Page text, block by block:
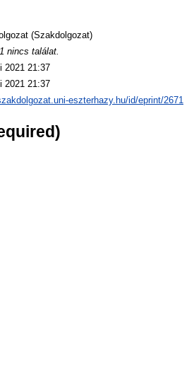
(Szakdolgozat)
nincs találat.
2021 21:37
2021 21:37
eszterhazy.hu/id/eprint/2671